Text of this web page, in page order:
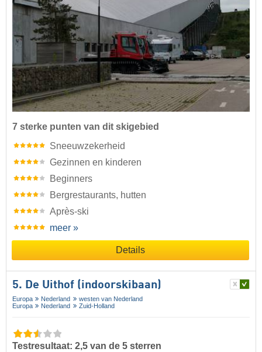
7 sterke punten van dit skigebied
Sneeuwzekerheid
Gezinnen en kinderen
Beginners
Bergrestaurants, hutten
Après-ski
meer »
Details
5. De Uithof (indoorskibaan)
Europa Nederland
westen van Nederland
Europa
Nederland Zuid-Holland
Testresultaat: 2,5 van de 5 sterren